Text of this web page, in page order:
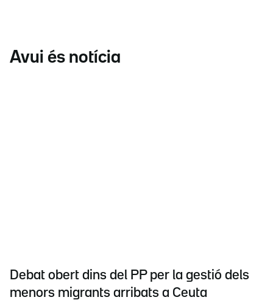
Avui és notícia
Debat obert dins del PP per la gestió dels
menors migrants arribats a Ceuta